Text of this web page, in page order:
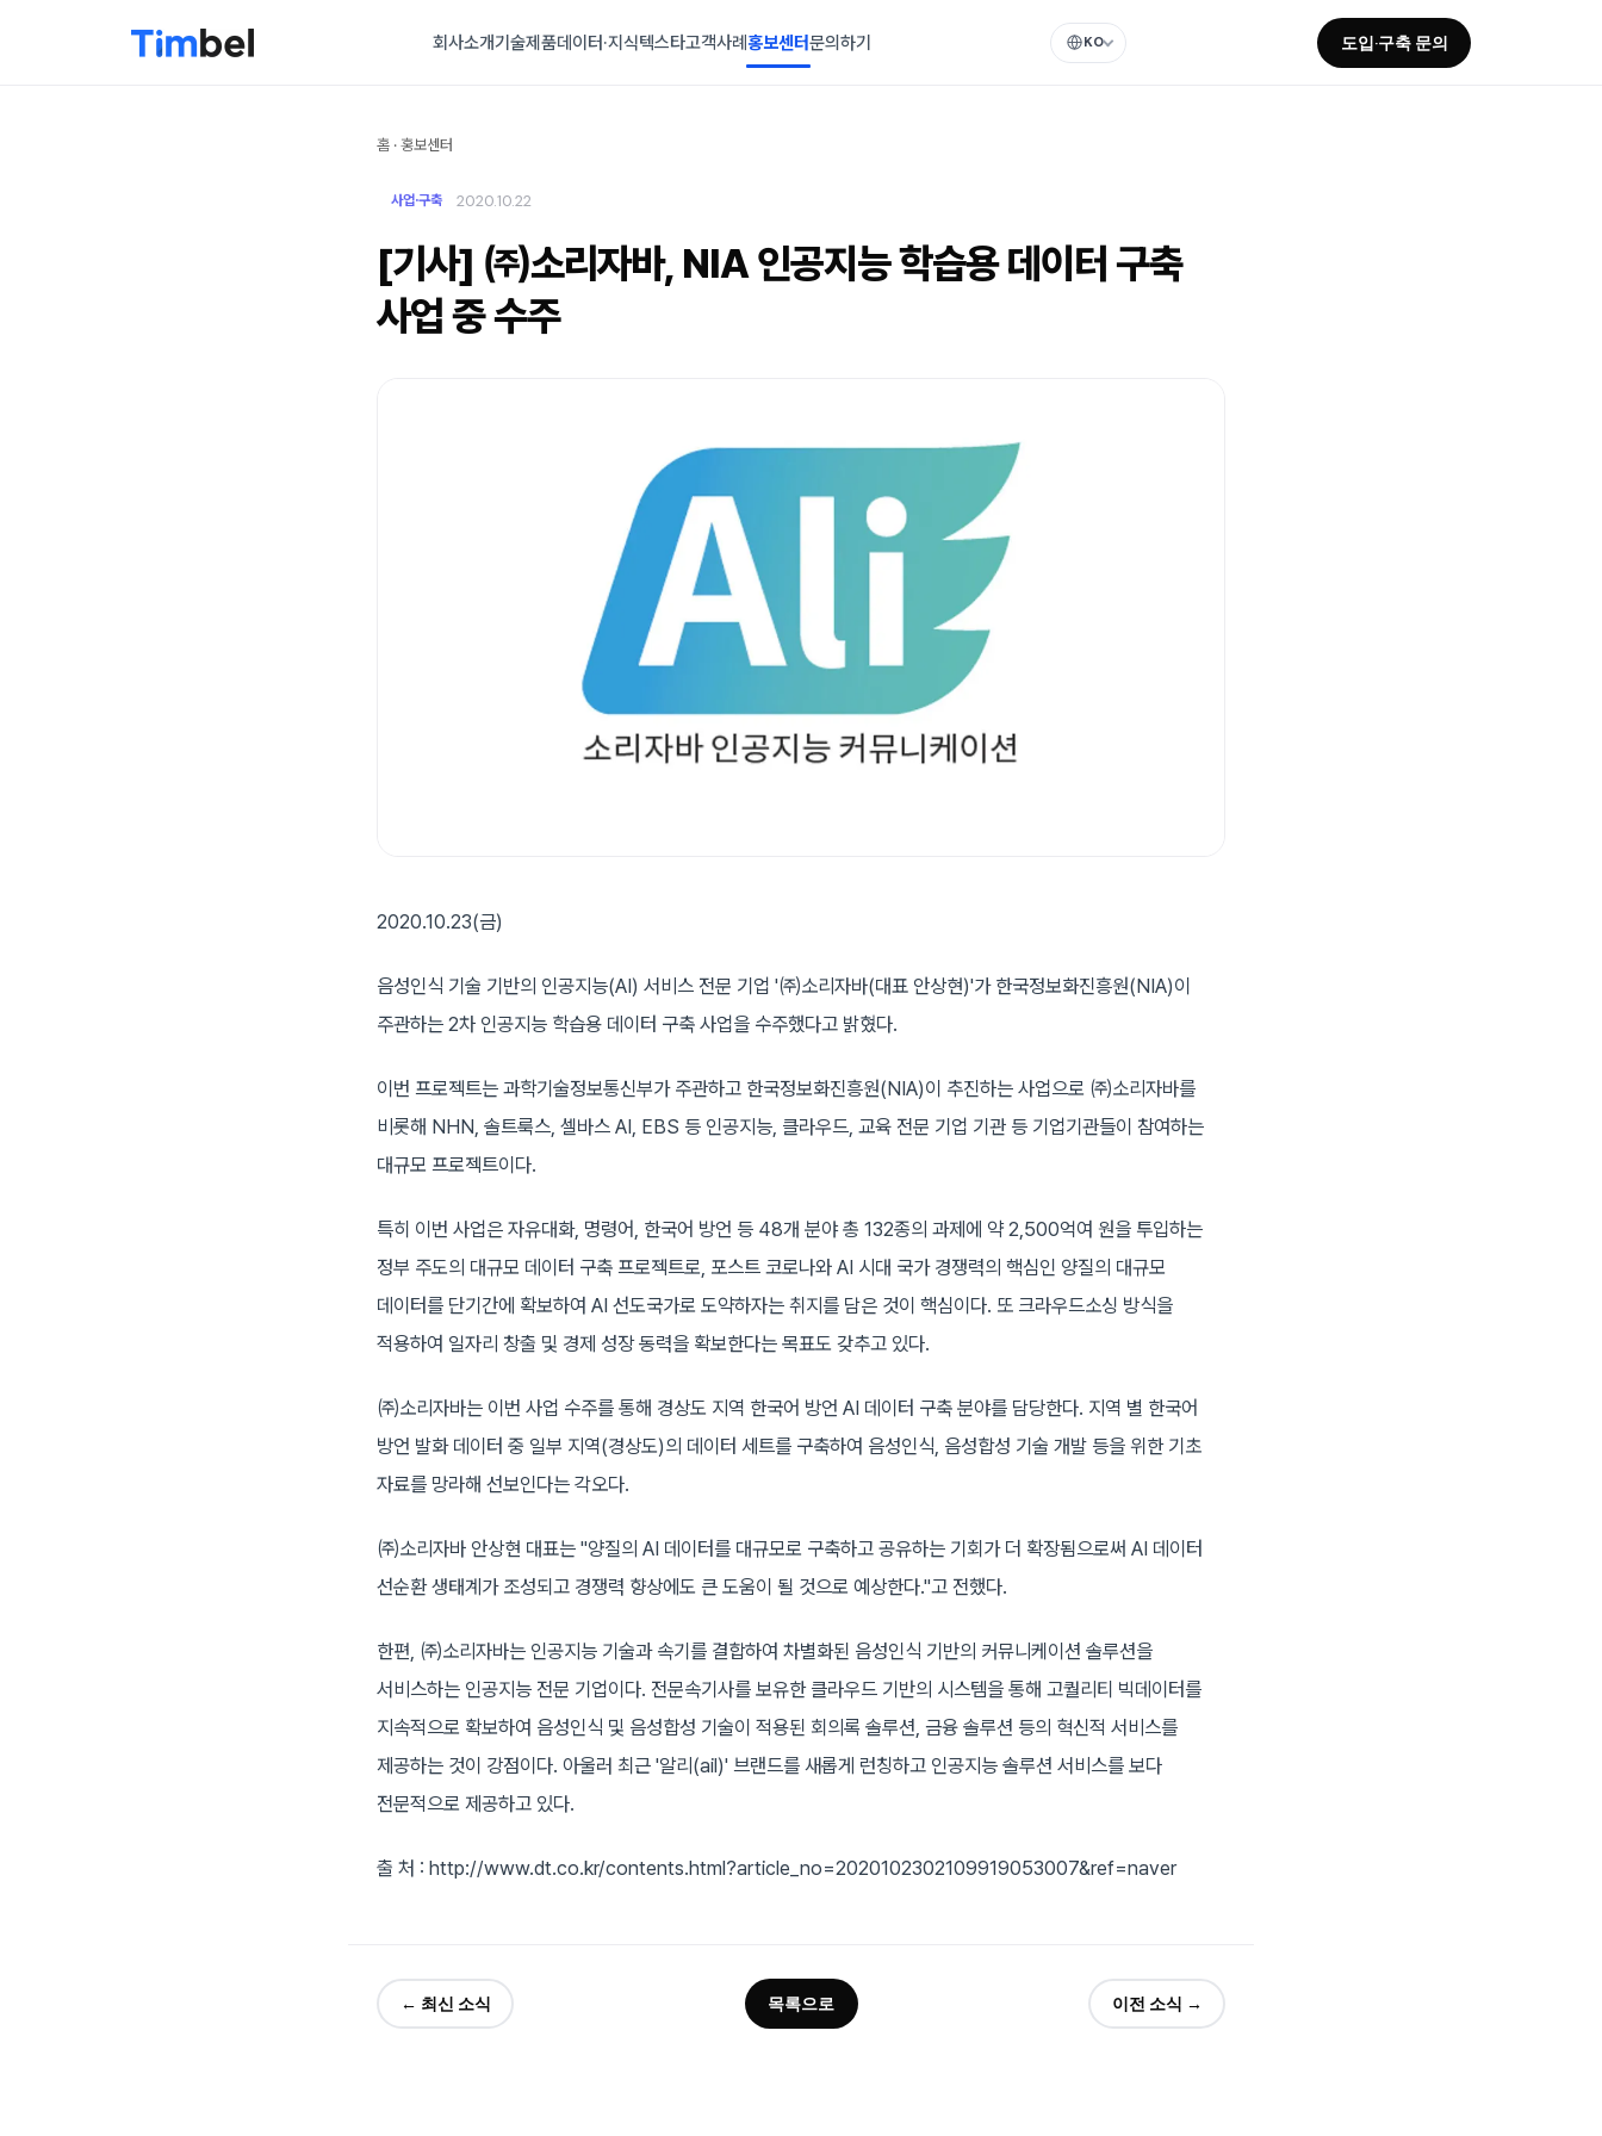
회사소개기술제품데이터·지식텍스타고객사례홍보센터문의하기 KO 도입·구축 문의
홈 · 홍보센터
사업·구축 2020.10.22
[기사] ㈜소리자바, NIA 인공지능 학습용 데이터 구축
사업 중 수주
2020.10.23(금)
음성인식 기술 기반의 인공지능(AI) 서비스 전문 기업 '㈜소리자바(대표 안상현)'가 한국정보화진흥원(NIA)이
주관하는 2차 인공지능 학습용 데이터 구축 사업을 수주했다고 밝혔다.
이번 프로젝트는 과학기술정보통신부가 주관하고 한국정보화진흥원(NIA)이 추진하는 사업으로 ㈜소리자바를
비롯해 NHN, 솔트룩스, 셀바스 AI, EBS 등 인공지능, 클라우드, 교육 전문 기업 기관 등 기업기관들이 참여하는
대규모 프로젝트이다.
특히 이번 사업은 자유대화, 명령어, 한국어 방언 등 48개 분야 총 132종의 과제에 약 2,500억여 원을 투입하는
정부 주도의 대규모 데이터 구축 프로젝트로, 포스트 코로나와 AI 시대 국가 경쟁력의 핵심인 양질의 대규모
데이터를 단기간에 확보하여 AI 선도국가로 도약하자는 취지를 담은 것이 핵심이다. 또 크라우드소싱 방식을
적용하여 일자리 창출 및 경제 성장 동력을 확보한다는 목표도 갖추고 있다.
㈜소리자바는 이번 사업 수주를 통해 경상도 지역 한국어 방언 AI 데이터 구축 분야를 담당한다. 지역 별 한국어
방언 발화 데이터 중 일부 지역(경상도)의 데이터 세트를 구축하여 음성인식, 음성합성 기술 개발 등을 위한 기초
자료를 망라해 선보인다는 각오다.
㈜소리자바 안상현 대표는 "양질의 AI 데이터를 대규모로 구축하고 공유하는 기회가 더 확장됨으로써 AI 데이터
선순환 생태계가 조성되고 경쟁력 향상에도 큰 도움이 될 것으로 예상한다."고 전했다.
한편, ㈜소리자바는 인공지능 기술과 속기를 결합하여 차별화된 음성인식 기반의 커뮤니케이션 솔루션을
서비스하는 인공지능 전문 기업이다. 전문속기사를 보유한 클라우드 기반의 시스템을 통해 고퀄리티 빅데이터를
지속적으로 확보하여 음성인식 및 음성합성 기술이 적용된 회의록 솔루션, 금융 솔루션 등의 혁신적 서비스를
제공하는 것이 강점이다. 아울러 최근 '알리(ail)' 브랜드를 새롭게 런칭하고 인공지능 솔루션 서비스를 보다
전문적으로 제공하고 있다.
출 처 : http://www.dt.co.kr/contents.html?article_no=2020102302109919053007&ref=naver
← 최신 소식 목록으로 이전 소식 →